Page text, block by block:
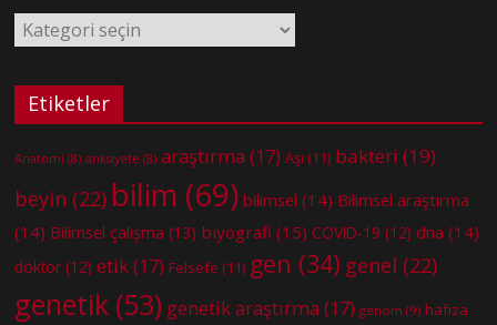
Kategoriler
Etiketler
Anatomi (8) anksiyete (8) araştırma (17) Aşı (11) bakteri (19)
beyin (22) bilim (69) bilimsel (14) Bilimsel araştırma
(14) Bilimsel çalışma (13) biyografi (15) COVID-19 (12) dna (14)
doktor (12) etik(17) Felsefe (11) gen (34) genel (22)
genetik (53) genetik araştırma (17) genom (9) hafıza